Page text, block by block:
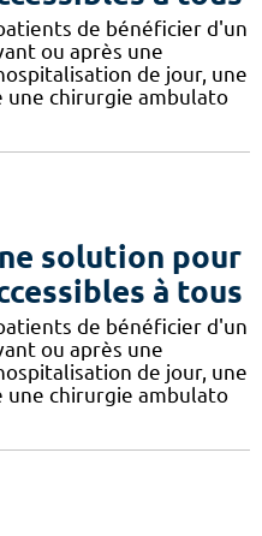
de bénéficier d'un
ou après une
de jour, une
une chirurgie ambulato
solution pour
à tous
de bénéficier d'un
ou après une
de jour, une
une chirurgie ambulato